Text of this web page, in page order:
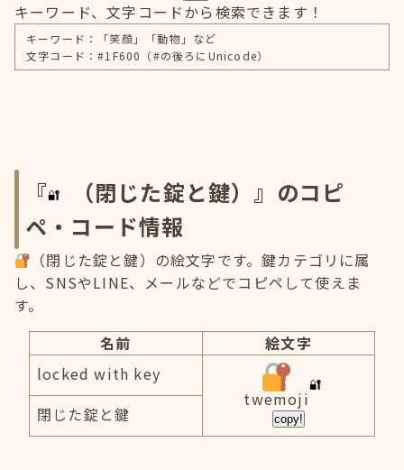
キーワード、文字コードから検索できます！
キーワード：「笑顔」「動物」など
文字コード：#1F600（#の後ろにUnicode）
『
（閉じた錠と鍵）』のコピ
ペ・コード情報
（閉じた錠と鍵）の絵文字です。鍵カテゴリに属
し、SNSやLINE、メールなどでコピペして使えま
す。
名前
絵文字
locked with key
twemoji
copy!
閉じた錠と鍵